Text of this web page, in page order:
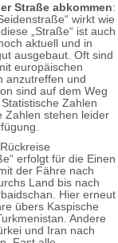
Straße abkommen:
wirkt wie
„Straße“ ist auch
aktuell und in
ausgebaut. Oft sind
europäischen
anzutreffen und
sind auf dem Weg
Zahlen
Zahlen stehen leider
erfolgt für die Einen
der Fähre nach
Land bis nach
Hier erneut
übers Kaspische
Andere
und Iran nach